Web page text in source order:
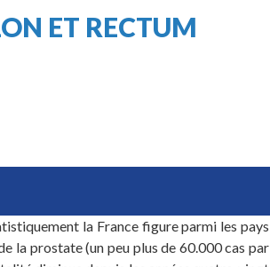
ET RECTUM
la France figure parmi les pays
la prostate (un peu plus de 60.000 cas par